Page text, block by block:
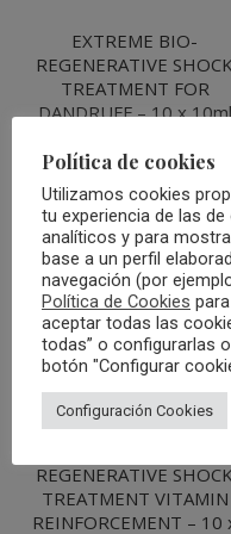
EXTREME BIO-
REGENERATIVE SHOCK
TREATMENT FOR
DANDRUFF – 10 x 10ml
precio
original
era:
90.00€.
precio
actual
es:
81.00€.
REGENERATIVE SHOCK
TREATMENT VITAMIN
REINFORCEMENT – 10
Política de cookies
Utilizamos cookies
tu experiencia de las
analíticos y para
base a un perfil
navegación (por
Política de Cookies
aceptar todas las
todas” o configurarlas
botón "Configurar
Configuración Cookies